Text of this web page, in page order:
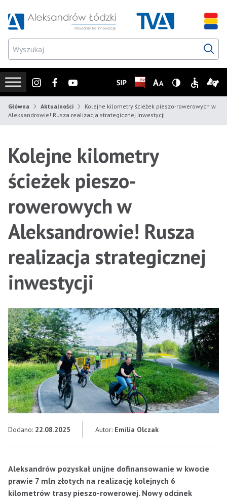
Główna Aktualności
Kolejne kilometry ścieżek pieszo-rowerowych w
Aleksandrowie! Rusza realizacja strategicznej inwestycji
Kolejne kilometry
ścieżek pieszo-
rowerowych w
Aleksandrowie! Rusza
realizacja strategicznej
inwestycji
Dodano: 22.08.2025 Autor: Emilia Olczak
Aleksandrów pozyskał unijne dofinansowanie w kwocie
prawie 7 mln złotych na realizację kolejnych 6
kilometrów trasy pieszo-rowerowej. Nowy odcinek